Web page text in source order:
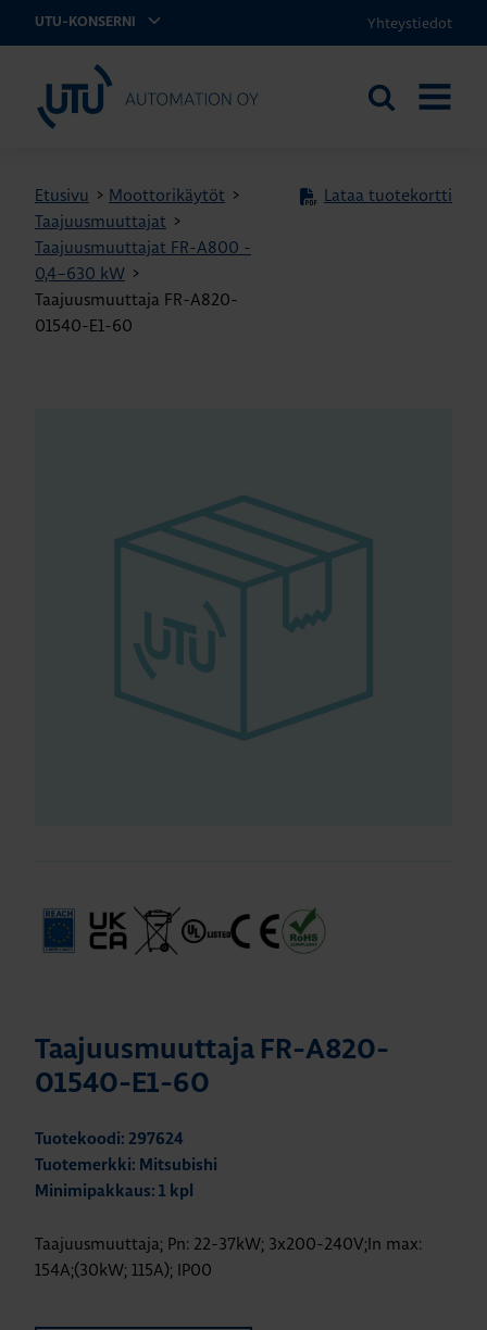
UTU-KONSERNI Yhteystiedot
UTU Automation
Etsi
Etusivu > Moottorikäytöt >
Taajuusmuuttajat >
Taajuusmuuttajat FR-A800 -
0,4–630 kW >
Taajuusmuuttaja FR-A820-
01540-E1-60
Lataa tuotekortti
Taajuusmuuttaja FR-A820-
01540-E1-60
Tuotekoodi: 297624
Tuotemerkki: Mitsubishi
Minimipakkaus: 1 kpl
Taajuusmuuttaja; Pn: 22-37kW; 3x200-240V;In max:
154A;(30kW; 115A); IP00